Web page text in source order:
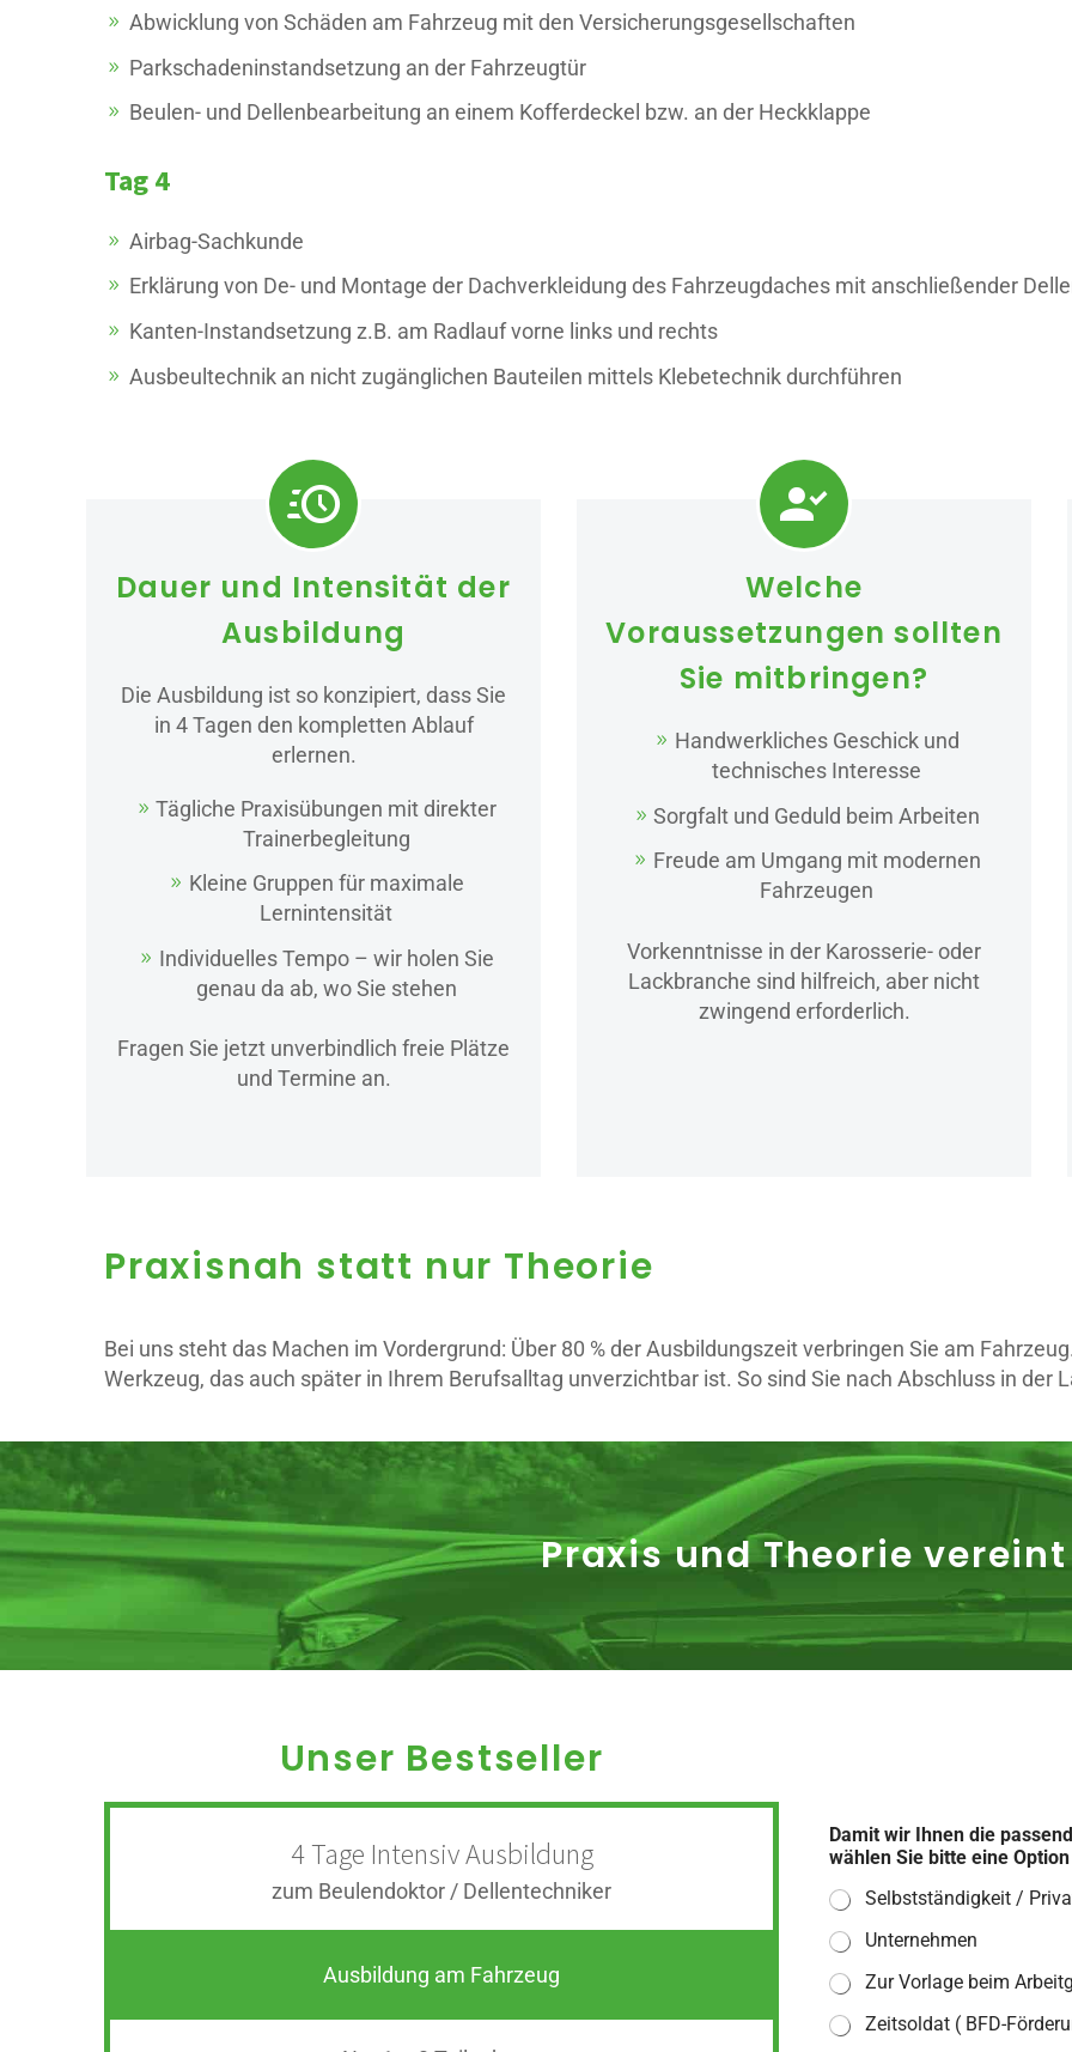
Abwicklung von Schäden am Fahrzeug mit den Versicherungsgesellschaften
Parkschadeninstandsetzung an der Fahrzeugtür
Beulen- und Dellenbearbeitung an einem Kofferdeckel bzw. an der Heckklappe
Tag 4
Airbag-Sachkunde
Erklärung von De- und Montage der Dachverkleidung des Fahrzeugdaches mit anschließender
Kanten-Instandsetzung z.B. am Radlauf vorne links und rechts
Ausbeultechnik an nicht zugänglichen Bauteilen mittels Klebetechnik durchführen


Dauer und Intensität der
Ausbildung
Die Ausbildung ist so konzipiert, dass Sie
in 4 Tagen den kompletten Ablauf
erlernen.
Tägliche Praxisübungen mit direkter
Trainerbegleitung
Kleine Gruppen für maximale
Lernintensität
Individuelles Tempo – wir holen Sie
genau da ab, wo Sie stehen
Fragen Sie jetzt unverbindlich freie Plätze
und Termine an.


Welche
Voraussetzungen sollten
Sie mitbringen?
Handwerkliches Geschick und
technisches Interesse
Sorgfalt und Geduld beim Arbeiten
Freude am Umgang mit modernen
Fahrzeugen
Vorkenntnisse in der Karosserie- oder
Lackbranche sind hilfreich, aber nicht
zwingend erforderlich.
Praxisnah statt nur Theorie
Bei uns steht das Machen im Vordergrund: Über 80 % der Ausbildungszeit verbringen Sie am
Werkzeug, das auch später in Ihrem Berufsalltag unverzichtbar ist. So sind Sie nach Abschluss in der
Praxis und Theorie vereint
Unser Bestseller
4 Tage Intensiv Ausbildung
zum Beulendoktor / Dellentechniker
Ausbildung am Fahrzeug
u
s
b
i
l
d
u
n
g
Damit wir Ihnen die
wählen Sie bitte eine
Selbstständigkeit /
Unternehmen
Zur Vorlage beim
Zeitsoldat ( BFD-